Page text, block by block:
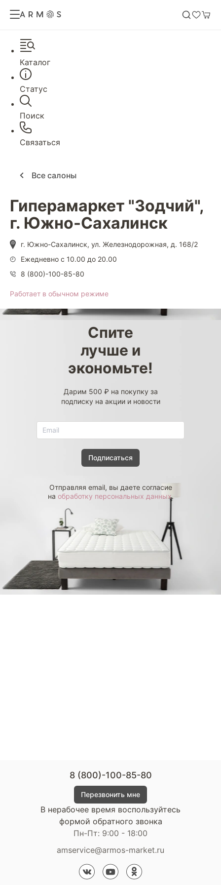
Каталог
Статус
Поиск
Связаться
Все салоны
Гиперамаркет "Зодчий",
г. Южно-Сахалинск
г. Южно-Сахалинск, ул. Железнодорожная, д. 168/2
Ежедневно с 10.00 до 20.00
8 (800)-100-85-80
Работает в обычном режиме
Спите
лучше и
экономьте!
Дарим 500 ₽ на покупку за
подписку на акции и новости
Подписаться
Отправляя email, вы даете согласие
на обработку персональных данных.
8 (800)-100-85-80
Перезвонить мне
В нерабочее время воспользуйтесь
формой обратного звонка
Пн-Пт: 9:00 - 18:00
amservice@armos-market.ru